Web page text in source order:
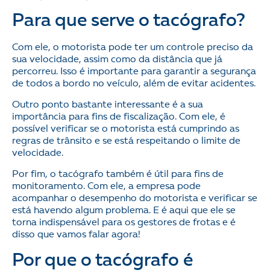
Para que serve o tacógrafo?
Com ele, o motorista pode ter um controle preciso da
sua velocidade, assim como da distância que já
percorreu. Isso é importante para garantir a segurança
de todos a bordo no veículo, além de evitar acidentes.
Outro ponto bastante interessante é a sua
importância para fins de fiscalização. Com ele, é
possível verificar se o motorista está cumprindo as
regras de trânsito e se está respeitando o limite de
velocidade.
Por fim, o tacógrafo também é útil para fins de
monitoramento. Com ele, a empresa pode
acompanhar o desempenho do motorista e verificar se
está havendo algum problema. E é aqui que ele se
torna indispensável para os gestores de frotas e é
disso que vamos falar agora!
Por que o tacógrafo é